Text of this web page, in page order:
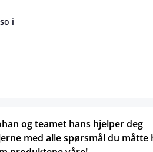
i
og teamet hans hjelper deg
med alle spørsmål du måtte